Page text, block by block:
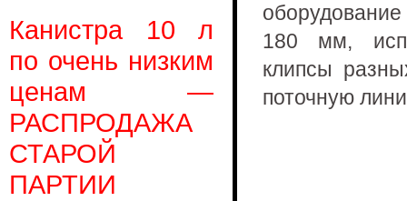
Канистра 10 л
по очень низким
ценам —
РАСПРОДАЖА
СТАРОЙ
ПАРТИИ
180 мм,
клипсы
поточную